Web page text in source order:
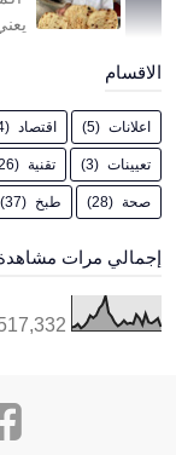
الاقسام
اعلانات (5) اقتصاد
تعيينات (3) تقنية
صحة (28) طبخ (37)
إجمالي مرات